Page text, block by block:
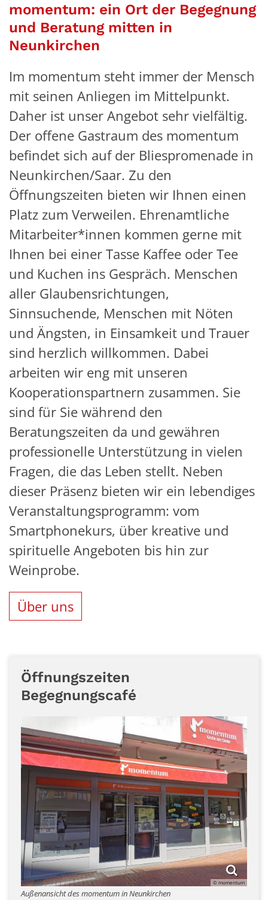
momentum: ein Ort der Begegnung
und Beratung mitten in
Neunkirchen
Im momentum steht immer der Mensch
mit seinen Anliegen im Mittelpunkt.
Daher ist unser Angebot sehr vielfältig.
Der offene Gastraum des momentum
befindet sich auf der Bliespromenade in
Neunkirchen/Saar. Zu den
Öffnungszeiten bieten wir Ihnen einen
Platz zum Verweilen. Ehrenamtliche
Mitarbeiter*innen kommen gerne mit
Ihnen bei einer Tasse Kaffee oder Tee
und Kuchen ins Gespräch. Menschen
aller Glaubensrichtungen,
Sinnsuchende, Menschen mit Nöten
und Ängsten, in Einsamkeit und Trauer
sind herzlich willkommen. Dabei
arbeiten wir eng mit unseren
Kooperationspartnern zusammen. Sie
sind für Sie während den
Beratungszeiten da und gewähren
professionelle Unterstützung in vielen
Fragen, die das Leben stellt. Neben
dieser Präsenz bieten wir ein lebendiges
Veranstaltungsprogramm: vom
Smartphonekurs, über kreative und
spirituelle Angeboten bis hin zur
Weinprobe.
Über uns
Öffnungszeiten
Begegnungscafé
© momentum
Außenansicht des momentum in Neunkirchen